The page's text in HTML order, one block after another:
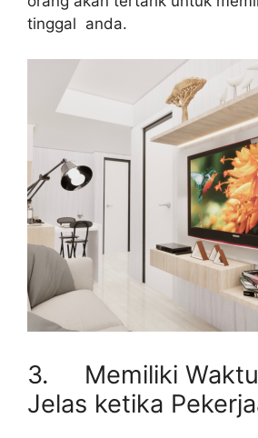
tinggal anda.
3. Memiliki
Jelas ketika